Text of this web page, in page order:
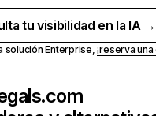
tu visibilidad en la IA →
solución Enterprise,¡reserva